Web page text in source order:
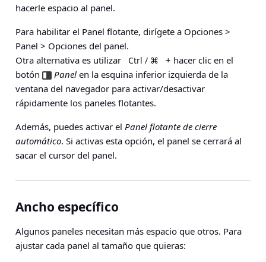
hacerle espacio al panel.
Para habilitar el Panel flotante, dirígete a Opciones >
Panel > Opciones del panel.
Otra alternativa es utilizar
Ctrl / ⌘
+ hacer clic en el
botón
Panel en la esquina inferior izquierda de la
ventana del navegador para activar/desactivar
rápidamente los paneles flotantes.
Además, puedes activar el Panel flotante de cierre
automático. Si activas esta opción, el panel se cerrará al
sacar el cursor del panel.
Ancho específico
Algunos paneles necesitan más espacio que otros. Para
ajustar cada panel al tamaño que quieras: